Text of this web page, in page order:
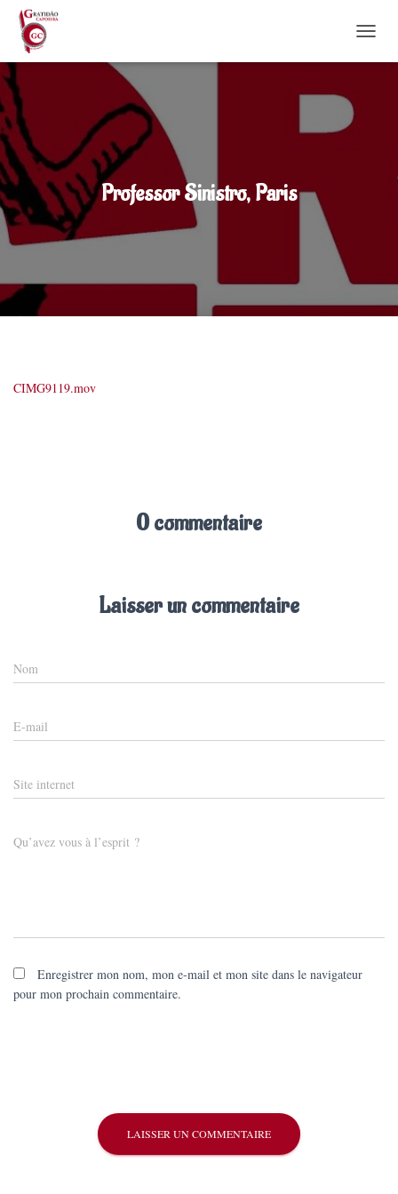
Professor Sinistro, Paris
CIMG9119.mov
0 commentaire
Laisser un commentaire
Nom
E-mail
Site internet
Qu’avez vous à l’esprit ?
Enregistrer mon nom, mon e-mail et mon site dans le navigateur
pour mon prochain commentaire.